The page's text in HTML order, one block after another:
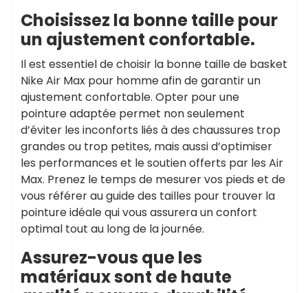
Choisissez la bonne taille pour
un ajustement confortable.
Il est essentiel de choisir la bonne taille de basket
Nike Air Max pour homme afin de garantir un
ajustement confortable. Opter pour une
pointure adaptée permet non seulement
d’éviter les inconforts liés à des chaussures trop
grandes ou trop petites, mais aussi d’optimiser
les performances et le soutien offerts par les Air
Max. Prenez le temps de mesurer vos pieds et de
vous référer au guide des tailles pour trouver la
pointure idéale qui vous assurera un confort
optimal tout au long de la journée.
Assurez-vous que les
matériaux sont de haute